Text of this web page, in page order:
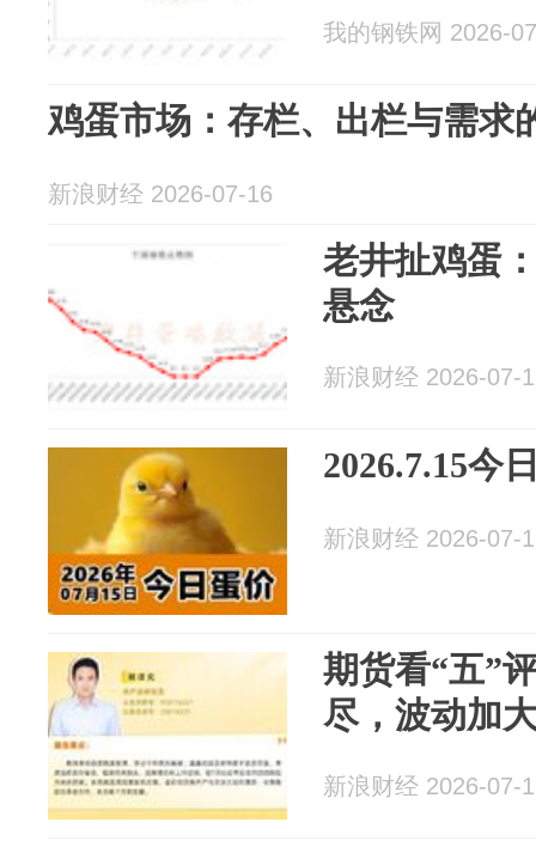
我的钢铁网 2026-
鸡蛋市场：存栏、出栏与需
新浪财经 2026-07-16
老井扯鸡蛋
悬念
新浪财经 2026-07-
2026.7.15今
新浪财经 2026-07-
期货看“五”
尽，波动加
新浪财经 2026-07-